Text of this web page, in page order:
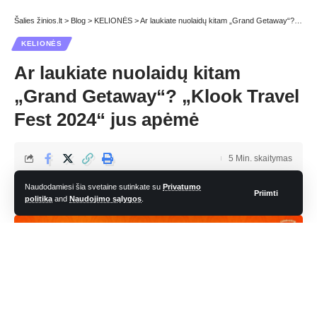
Naudodamiesi šia svetaine sutinkate su Privatumo
politika and Naudojimo sąlygos
Priimti
Šalies žinios.lt > Blog > KELIONĖS >Ar laukiate nuolaidų kitam „Grand Getaway“? „Klook Travel Fest 2024“ jus apėmė
KELIONĖS
Ar laukiate nuolaidų kitam
„Grand Getaway“? „Klook Travel
Fest 2024“ jus apėmė
Paskutinį kartą atnaujinta: 18 rugsėjo, 2024 9:14 am
admin
5 Min. skaitymas